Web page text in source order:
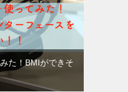
た！BMIができそ